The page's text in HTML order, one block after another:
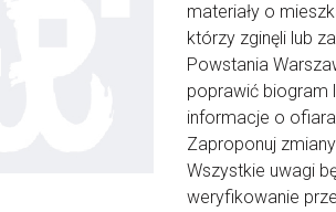
materiały o
którzy zginęli lub
Powstania
poprawić biogram
informacje o
Zaproponuj
Wszystkie uwagi
weryfikowanie